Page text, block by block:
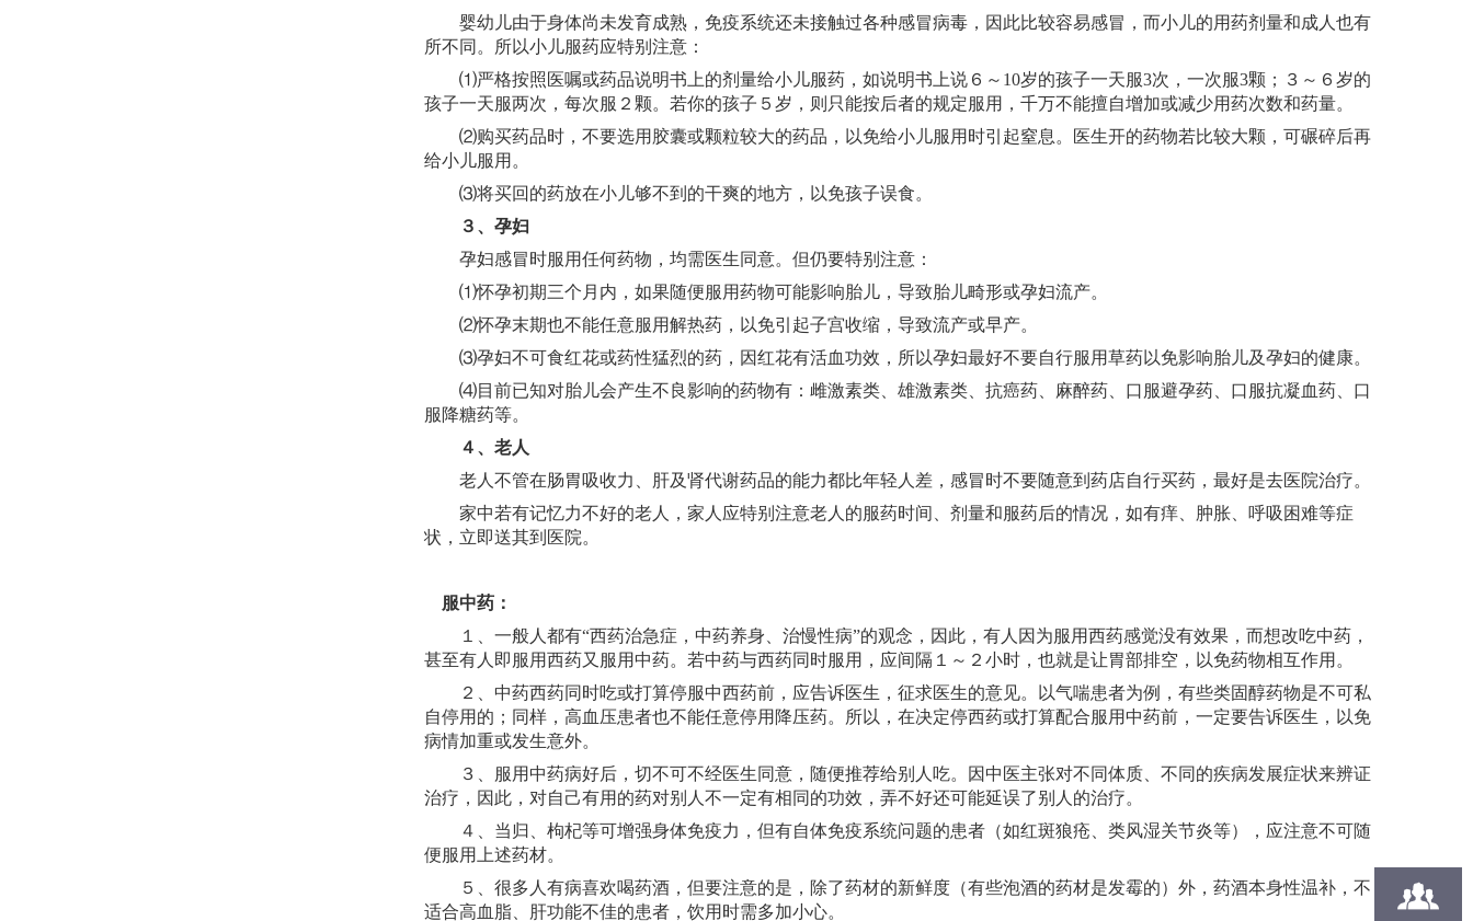
婴幼儿由于身体尚未发育成熟，免疫系统还未接触过各种感冒病毒，因此比较容易感冒，而小儿的用药剂量和成人也有
所不同。所以小儿服药应特别注意：
⑴严格按照医嘱或药品说明书上的剂量给小儿服药，如说明书上说６～ 10岁的孩子一天服3次，一次服3颗；３～６岁的
孩子一天服两次，每次服２颗。若你的孩子５岁，则只能按后者的规定服用，千万不能擅自增加或减少用药次数和药量。
⑵购买药品时，不要选用胶囊或颗粒较大的药品，以免给小儿服用时引起窒息。医生开的药物若比较大颗，可碾碎后再
给小儿服用。
⑶将买回的药放在小儿够不到的干爽的地方，以免孩子误食。
３、 孕妇
孕妇感冒时服用任何药物，均需医生同意。但仍要特别注意：
⑴怀孕初期三个月内，如果随便服用药物可能影响胎儿，导致胎儿畸形或孕妇流产。
⑵怀孕末期也不能任意服用解热药，以免引起子宫收缩，导致流产或早产。
⑶孕妇不可食红花或药性猛烈的药，因红花有活血功效，所以孕妇最好不要自行服用草药以免影响胎儿及孕妇的健康。
⑷目前已知对胎儿会产生不良影响的药物有：雌激素类、雄激素类、抗癌药、麻醉药、口服避孕药、口服抗凝血药、口
服降糖药等。
４、 老人
老人不管在肠胃吸收力、肝及肾代谢药品的能力都比年轻人差，感冒时不要随意到药店自行买药，最好是去医院治疗。
家中若有记忆力不好的老人，家人应特别注意老人的服药时间、剂量和服药后的情况，如有痒、肿胀、呼吸困难等症
状，立即送其到医院。
服中药：
１、 一般人都有“西药治急症，中药养身、治慢性病”的观念，因此，有人因为服用西药感觉没有效果，而想改吃中药，
甚至有人即服用西药又服用中药。若中药与西药同时服用，应间隔１～２小时，也就是让胃部排空，以免药物相互作用。
２、 中药西药同时吃或打算停服中西药前，应告诉医生，征求医生的意见。以气喘患者为例，有些类固醇药物是不可私
自停用的；同样，高血压患者也不能任意停用降压药。所以，在决定停西药或打算配合服用中药前，一定要告诉医生，以免
病情加重或发生意外。
３、
服用中药病好后，切不可不经医生同意，随便推荐给别人吃。因中医主张对不同体质、不同的疾病发展症状来辨证
治疗，因此，对自己有用的药对别人不一定有相同的功效，弄不好还可能延误了别人的治疗。
４、 当归、枸杞等可增强身体免疫力，但有自体免疫系统问题的患者（如红斑狼疮、类风湿关节炎等），应注意不可随
便服用上述药材。
５、 很多人有病喜欢喝药酒，但要注意的是，除了药材的新鲜度（有些泡酒的药材是发霉的）外，药酒本身性温补，不
适合高血脂、肝功能不佳的患者，饮用时需多加小心。